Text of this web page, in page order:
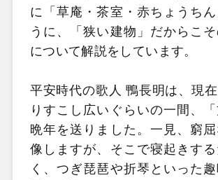
に「草庵・茶室・赤ちょうち
うに、「狭い建物」だからこそ
について解説をしています。
平安時代の歌人 鴨長明は、現
りすこし広いぐらいの一間、
晩年を送りました。一見、窮
像しますが、そこで寝起きす
く、つぎ琵琶や折琴といった